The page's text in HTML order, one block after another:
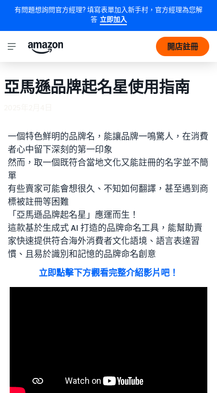
有問題想詢問官方經理? 填寫表單加入新手村，官方經理為您解
答 立即加入
開店註冊
亞馬遜品牌起名星使用指南
一個特色鮮明的品牌名，能讓品牌一鳴驚人，在消費
者心中留下深刻的第一印象
然而，取一個既符合當地文化又能註冊的名字並不簡
單
有些賣家可能會想很久、不知如何翻譯，甚至遇到商
標被註冊等困難
「亞馬遜品牌起名星」應運而生！
這款基於生成式 AI 打造的品牌命名工具，能幫助賣
家快速提供符合海外消費者文化語境、語言表達習
慣、且易於識別和記憶的品牌命名創意
立即點擊下方觀看完整介紹影片吧！